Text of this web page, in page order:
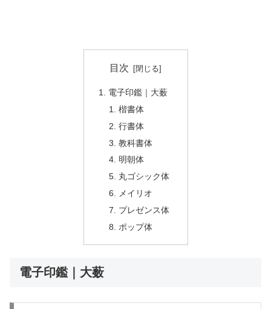
目次
電子印鑑｜大薮
楷書体
行書体
教科書体
明朝体
丸ゴシック体
メイリオ
プレゼンス体
ポップ体
電子印鑑｜大薮